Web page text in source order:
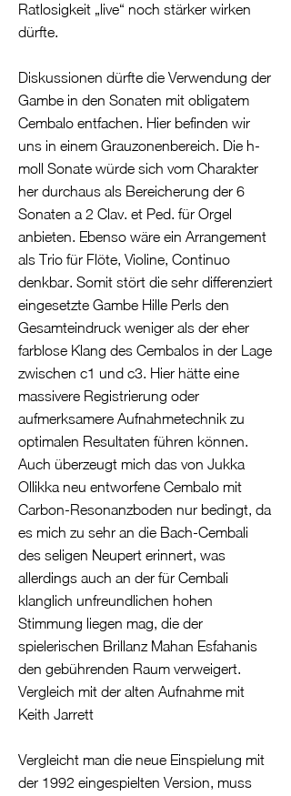
Ratlosigkeit „live“ noch stärker wirken
dürfte.
Diskussionen dürfte die Verwendung der
Gambe in den Sonaten mit obligatem
Cembalo entfachen. Hier befinden wir
uns in einem Grauzonenbereich. Die h-
moll Sonate würde sich vom Charakter
her durchaus als Bereicherung der 6
Sonaten a 2 Clav. et Ped. für Orgel
anbieten. Ebenso wäre ein Arrangement
als Trio für Flöte, Violine, Continuo
denkbar. Somit stört die sehr differenziert
eingesetzte Gambe Hille Perls den
Gesamteindruck weniger als der eher
farblose Klang des Cembalos in der Lage
zwischen c1 und c3. Hier hätte eine
massivere Registrierung oder
aufmerksamere Aufnahmetechnik zu
optimalen Resultaten führen können.
Auch überzeugt mich das von Jukka
Ollikka neu entworfene Cembalo mit
Carbon-Resonanzboden nur bedingt, da
es mich zu sehr an die Bach-Cembali
des seligen Neupert erinnert, was
allerdings auch an der für Cembali
klanglich unfreundlichen hohen
Stimmung liegen mag, die der
spielerischen Brillanz Mahan Esfahanis
den gebührenden Raum verweigert.
Vergleich mit der alten Aufnahme mit
Keith Jarrett
Vergleicht man die neue Einspielung mit
der 1992 eingespielten Version, muss